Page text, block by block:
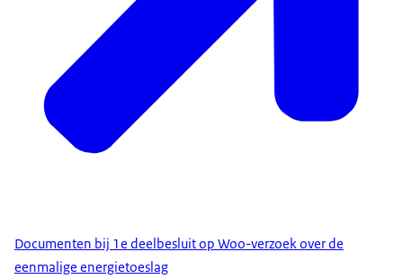
Documenten bij 1e deelbesluit op Woo-verzoek over de
eenmalige energietoeslag